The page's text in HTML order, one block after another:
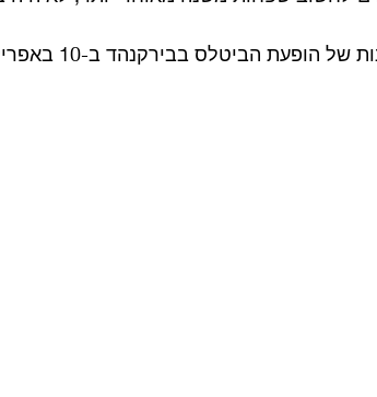
הביטלס בבירקנהד ב-10 באפריל, 1963.